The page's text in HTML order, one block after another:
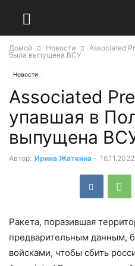
Домой Новости
Associated
была выпущена ВСУ
Новости
Associated
упавшая в
выпущена
Автор: Ирина Жаткина - 16.11.2022
Ракета, поразившая
предварительным данным,
войсками, чтобы сбить